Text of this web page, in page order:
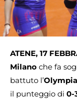
ATENE, 17
Milano che fa
battuto l’
il punteggio di 0-